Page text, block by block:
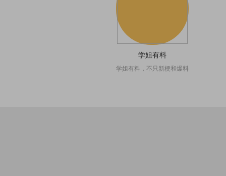
学姐有料
学姐有料，不只新梗和爆料